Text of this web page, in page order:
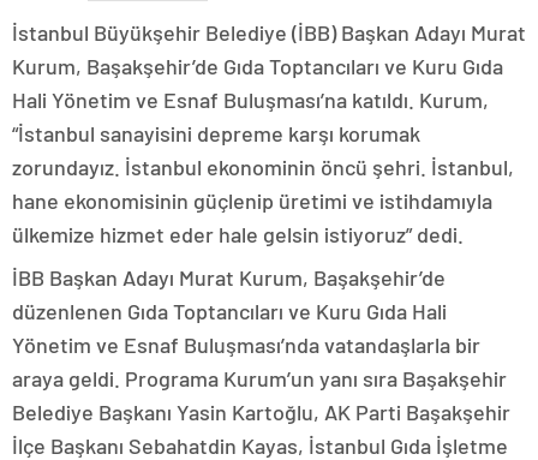
İstanbul Büyükşehir Belediye (İBB) Başkan Adayı Murat
Kurum, Başakşehir’de Gıda Toptancıları ve Kuru Gıda
Hali Yönetim ve Esnaf Buluşması’na katıldı. Kurum,
“İstanbul sanayisini depreme karşı korumak
zorundayız. İstanbul ekonominin öncü şehri. İstanbul,
hane ekonomisinin güçlenip üretimi ve istihdamıyla
ülkemize hizmet eder hale gelsin istiyoruz” dedi.
İBB Başkan Adayı Murat Kurum, Başakşehir’de
düzenlenen Gıda Toptancıları ve Kuru Gıda Hali
Yönetim ve Esnaf Buluşması’nda vatandaşlarla bir
araya geldi. Programa Kurum’un yanı sıra Başakşehir
Belediye Başkanı Yasin Kartoğlu, AK Parti Başakşehir
İlçe Başkanı Sebahatdin Kayas, İstanbul Gıda İşletme